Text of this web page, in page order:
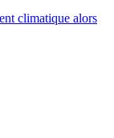
climatique alors